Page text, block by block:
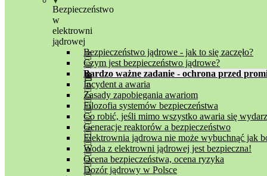
Bezpieczeństwo
w
elektrowni
jądrowej
Bezpieczeństwo jądrowe - jak to się zaczęło?
Czym jest bezpieczeństwo jądrowe?
Bardzo ważne zadanie - ochrona przed
Incydent a awaria
Zasady zapobiegania awariom
Filozofia systemów bezpieczeństwa
Co robić, jeśli mimo wszystko awaria się
Generacje reaktorów a bezpieczeństwo
Elektrownia jądrowa nie może wybuchnąć jak
Woda z elektrowni jądrowej jest bezpieczna!
Ocena bezpieczeństwa, ocena ryzyka
Dozór jądrowy w Polsce